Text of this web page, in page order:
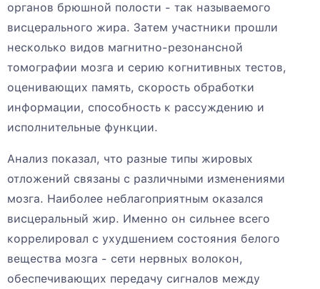
органов брюшной полости - так называемого
висцерального жира. Затем участники прошли
несколько видов магнитно-резонансной
томографии мозга и серию когнитивных тестов,
оценивающих память, скорость обработки
информации, способность к рассуждению и
исполнительные функции.
Анализ показал, что разные типы жировых
отложений связаны с различными изменениями
мозга. Наиболее неблагоприятным оказался
висцеральный жир. Именно он сильнее всего
коррелировал с ухудшением состояния белого
вещества мозга - сети нервных волокон,
обеспечивающих передачу сигналов между